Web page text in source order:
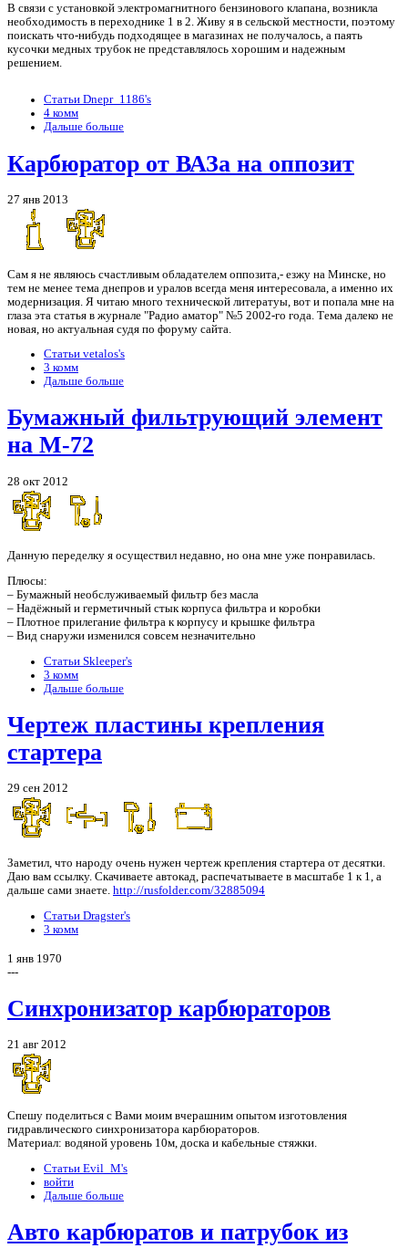
В связи с установкой электромагнитного бензинового клапана, возникла
необходимость в переходнике 1 в 2. Живу я в сельской местности, поэтому
поискать что-нибудь подходящее в магазинах не получалось, а паять
кусочки медных трубок не представлялось хорошим и надежным
решением.
Статьи Dnepr_1186's
4 комм
Дальше больше
Карбюратор от ВАЗа на оппозит
27 янв 2013
Сам я не являюсь счастливым обладателем оппозита,- езжу на Минске, но
тем не менее тема днепров и уралов всегда меня интересовала, а именно их
модернизация. Я читаю много технической литератуы, вот и попала мне на
глаза эта статья в журнале "Радио аматор" №5 2002-го года. Тема далеко не
новая, но актуальная судя по форуму сайта.
Статьи vetalos's
3 комм
Дальше больше
Бумажный фильтрующий элемент
на М-72
28 окт 2012
Данную переделку я осуществил недавно, но она мне уже понравилась.
Плюсы:
– Бумажный необслуживаемый фильтр без масла
– Надёжный и герметичный стык корпуса фильтра и коробки
– Плотное прилегание фильтра к корпусу и крышке фильтра
– Вид снаружи изменился совсем незначительно
Статьи Skleeper's
3 комм
Дальше больше
Чертеж пластины крепления
стартера
29 сен 2012
Заметил, что народу очень нужен чертеж крепления стартера от десятки.
Даю вам ссылку. Скачиваете автокад, распечатываете в масштабе 1 к 1, а
дальше сами знаете. http://rusfolder.com/32885094
Статьи Dragster's
3 комм
1 янв 1970
---
Синхронизатор карбюраторов
21 авг 2012
Спешу поделиться с Вами моим вчерашним опытом изготовления
гидравлического синхронизатора карбюраторов.
Материал: водяной уровень 10м, доска и кабельные стяжки.
Статьи Evil_M's
войти
Дальше больше
Авто карбюратов и патрубок из